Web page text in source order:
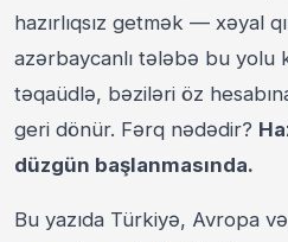
hazırlıqsız getmək — xəyal
azərbaycanlı tələbə bu yolu
təqaüdlə, bəziləri öz
geri dönür. Fərq nədədir?
düzgün başlanmasında.
Bu yazıda Türkiyə, Avropa